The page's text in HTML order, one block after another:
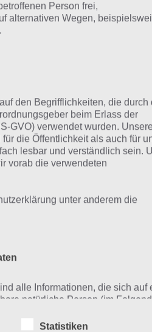
für
Luftwaffe kostenlos zum
Werbung und In App Käufe,
auch ohne diese In App
wenn es dann etwas länger
zum Google Play Store:
Person frei,
alternativen Wegen,
den Begrifflichkeiten, die durch
beim Erlass der
GVO) verwendet wurden. Unsere
die Öffentlichkeit als auch für
lesbar und verständlich sein.
vorab die verwendeten
unter anderem die
alle Informationen, die sich auf
natürliche Person (im
oder indirekt, insbesondere mittels
Statistiken